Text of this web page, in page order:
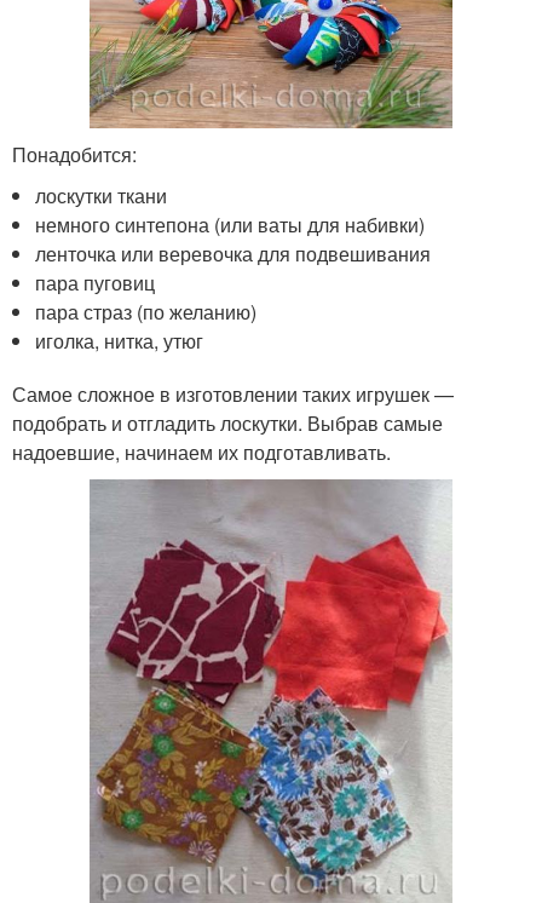
Понадобится:
лоскутки ткани
немного синтепона (или ваты для набивки)
ленточка или веревочка для подвешивания
пара пуговиц
пара страз (по желанию)
иголка, нитка, утюг
Самое сложное в изготовлении таких игрушек —
подобрать и отгладить лоскутки. Выбрав самые
надоевшие, начинаем их подготавливать.